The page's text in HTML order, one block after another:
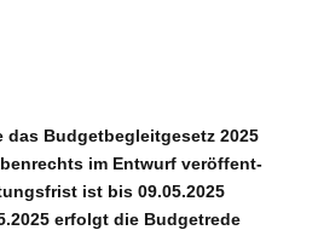
das Budgetbegleitgesetz 2025
im Entwurf ver­öf­fent­
ist bis 09.05.2025
erfolgt die Budgetrede